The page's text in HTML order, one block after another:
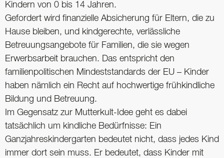
Kindern von 0 bis 14 Jahren.
Gefordert wird finanzielle Absicherung für Eltern, die zu
Hause bleiben, und kindgerechte, verlässliche
Betreuungsangebote für Familien, die sie wegen
Erwerbsarbeit brauchen. Das entspricht den
familienpolitischen Mindeststandards der EU – Kinder
haben nämlich ein Recht auf hochwertige frühkindliche
Bildung und Betreuung.
Im Gegensatz zur Mutter­kult-Idee geht es dabei
tatsächlich um kindliche Bedürfnisse: Ein
Ganzjahreskindergarten bedeutet nicht, dass jedes Kind
immer dort sein muss. Er bedeutet, dass Kinder mit